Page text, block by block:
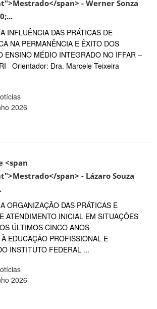
span> - Werner Sonza
INFLUÊNCIA DAS PRÁTICAS DE
NA PERMANÊNCIA E ÊXITO DOS
ENSINO MÉDIO INTEGRADO NO IFFAR –
Orientador: Dra. Marcele Teixeira
2026
<span
span> - Lázaro Souza
ORGANIZAÇÃO DAS PRÁTICAS E
ATENDIMENTO INICIAL EM SITUAÇÕES
ÚLTIMOS CINCO ANOS
EDUCAÇÃO PROFISSIONAL E
INSTITUTO FEDERAL ...
2026